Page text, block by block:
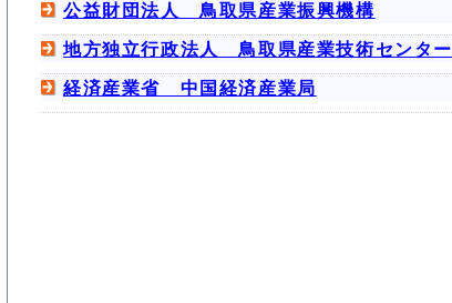
公益財団法人 鳥取県産業振興機構
地方独立行政法人 鳥取県産業技術センター
経済産業省 中国経済産業局